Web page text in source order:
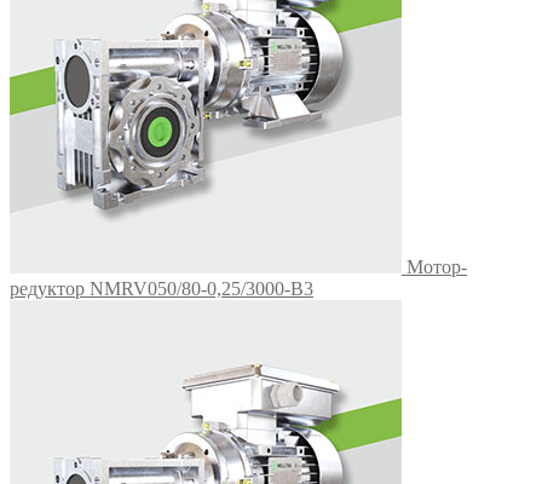
Мотор-
редуктор NMRV050/80-0,25/3000-B3